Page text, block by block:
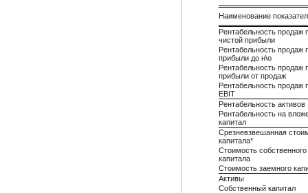
Наименование
Рентабельность продаж
чистой прибыли
Рентабельность продаж
прибыли до н\о
Рентабельность продаж
прибыли от продаж
Рентабельность продаж
EBIT
Рентабельность активов
Рентабельность на
капитал
Срезневзвешанная
капитала*
Стоимость собственного
капитала
Стоимость заемного
Активы
Собственный капитал